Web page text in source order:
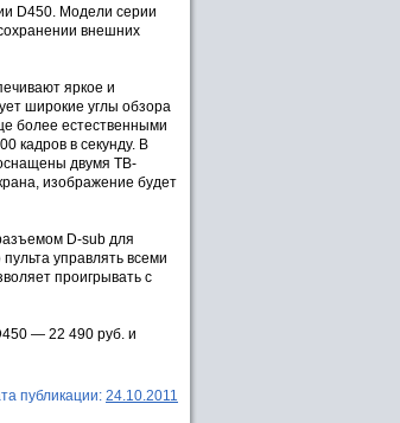
D450. Модели серии
внешних
яркое и
широкие углы обзора
более естественными
кадров в секунду. В
двумя ТВ-
изображение будет
D-sub для
управлять всеми
проигрывать с
— 22 490 руб. и
публикации: 24.10.2011